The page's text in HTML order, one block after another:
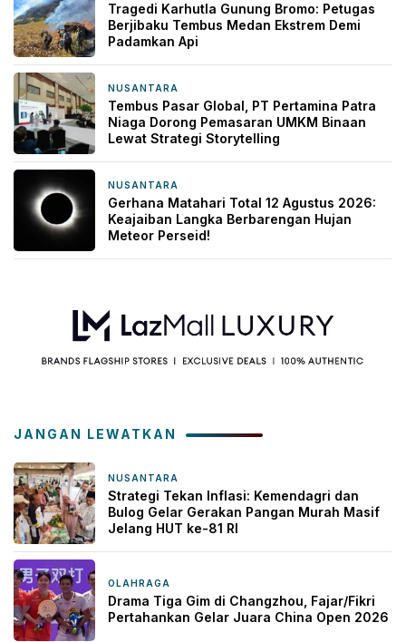
Tragedi Karhutla Gunung Bromo: Petugas
Berjibaku Tembus Medan Ekstrem Demi
Padamkan Api
NUSANTARA
Tembus Pasar Global, PT Pertamina Patra
Niaga Dorong Pemasaran UMKM Binaan
Lewat Strategi Storytelling
NUSANTARA
Gerhana Matahari Total 12 Agustus 2026:
Keajaiban Langka Berbarengan Hujan
Meteor Perseid!
JANGAN LEWATKAN
NUSANTARA
Strategi Tekan Inflasi: Kemendagri dan
Bulog Gelar Gerakan Pangan Murah Masif
Jelang HUT ke-81 RI
OLAHRAGA
Drama Tiga Gim di Changzhou, Fajar/Fikri
Pertahankan Gelar Juara China Open 2026